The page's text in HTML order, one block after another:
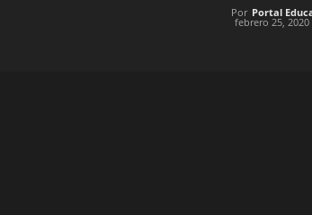
Por Portal
febrero 25, 2020